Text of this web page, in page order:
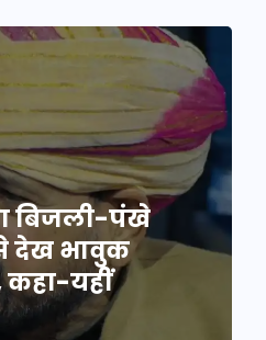
बिजली-पंखे
देख भावुक
यहीं